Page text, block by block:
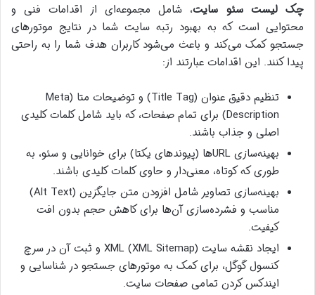
چک لیست سئو سایت، شامل مجموعه‌ای از اقدامات فنی و
محتوایی است که به بهبود رتبه سایت شما در نتایج موتورهای
جستجو کمک می‌کند و باعث می‌شود کاربران هدف شما را به راحتی
پیدا کنند. این اقدامات عبارتند از:
تنظیم دقیق عنوان (Title Tag) و توضیحات متا (Meta
Description) برای تمام صفحات، که باید شامل کلمات کلیدی
اصلی و جذاب باشند.
بهینه‌سازی URLها (پیوندهای یکتا) برای خوانایی و سئو، به
طوری که کوتاه، معنی‌دار و حاوی کلمات کلیدی باشند.
بهینه‌سازی تصاویر شامل افزودن متن جایگزین (Alt Text)
مناسب و فشرده‌سازی آن‌ها برای کاهش حجم بدون افت
کیفیت.
ایجاد نقشه سایت XML (XML Sitemap) و ثبت آن در سرچ
کنسول گوگل، برای کمک به موتورهای جستجو در شناسایی و
ایندکس کردن تمامی صفحات سایت.